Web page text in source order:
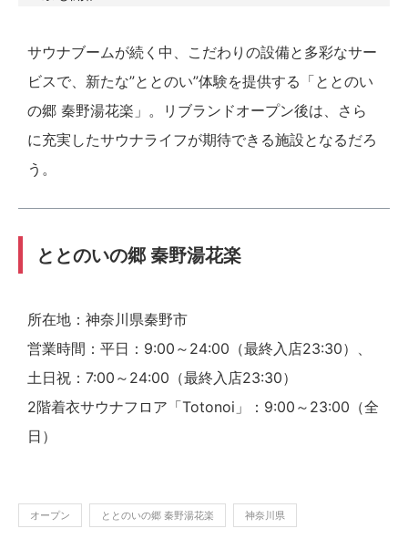
サウナブームが続く中、こだわりの設備と多彩なサー
ビスで、新たな”ととのい”体験を提供する「ととのい
の郷 秦野湯花楽」。リブランドオープン後は、さら
に充実したサウナライフが期待できる施設となるだろ
う。
ととのいの郷 秦野湯花楽
所在地：神奈川県秦野市
営業時間：平日：9:00～24:00（最終入店23:30）、
土日祝：7:00～24:00（最終入店23:30）
2階着衣サウナフロア「Totonoi」：9:00～23:00（全
日）
オープン ととのいの郷 秦野湯花楽 神奈川県